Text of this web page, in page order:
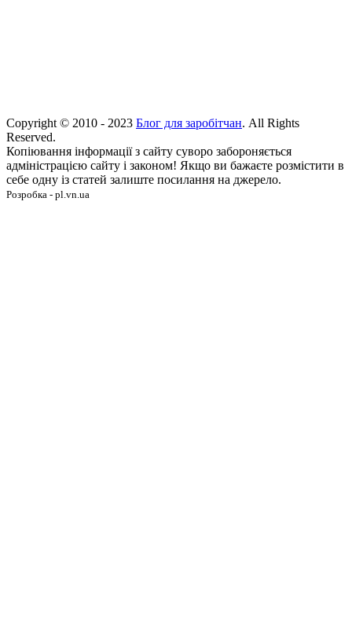
Copyright © 2010 - 2023 Блог для заробітчан. All Rights
Reserved.
Копіювання інформації з сайту суворо забороняється
адміністрацією сайту і законом! Якщо ви бажаєте розмістити в
себе одну із статей залиште посилання на джерело.
Розробка - pl.vn.ua